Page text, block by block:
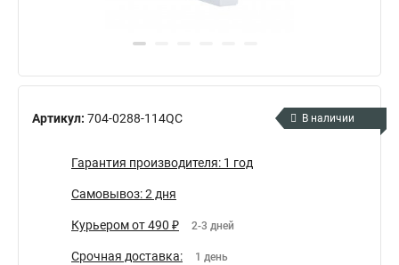
Артикул: 704-0288-114QC В наличии
Гарантия производителя: 1 год
Самовывоз: 2 дня
Курьером от 490 ₽ 2-3 дней
Срочная доставка: 1 день